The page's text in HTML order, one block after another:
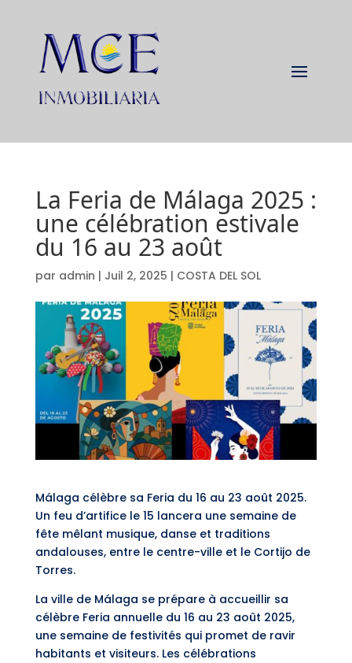
La Feria de Málaga 2025 :
une célébration estivale
du 16 au 23 août
par admin | Juil 2, 2025 | COSTA DEL SOL
Málaga célèbre sa Feria du 16 au 23 août 2025.
Un feu d’artifice le 15 lancera une semaine de
fête mêlant musique, danse et traditions
andalouses, entre le centre-ville et le Cortijo de
Torres.
La ville de Málaga se prépare à accueillir sa
célèbre Feria annuelle du 16 au 23 août 2025,
une semaine de festivités qui promet de ravir
habitants et visiteurs. Les célébrations